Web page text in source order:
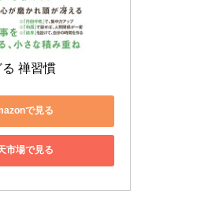
禅習慣
で見る
市場で見る